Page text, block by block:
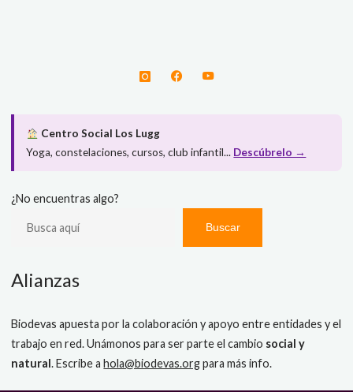
Centro Social Los Lugg
Yoga, constelaciones, cursos, club infantil... Descúbrelo →
¿No encuentras algo?
Buscar
Alianzas
Biodevas apuesta por la colaboración y apoyo entre entidades y el
trabajo en red. Unámonos para ser parte el cambio social y
natural. Escribe ahola@biodevas.orgpara más info.